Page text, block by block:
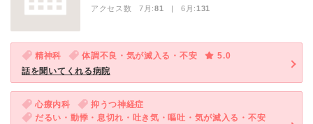
アクセス数 7月:81 | 6月:131
精神科 体調不良・気が滅入る・不安
5.0
話を聞いてくれる病院
心療内科
抑うつ神経症
だるい・動悸・息切れ・吐き気・嘔吐・気が滅入る・不安